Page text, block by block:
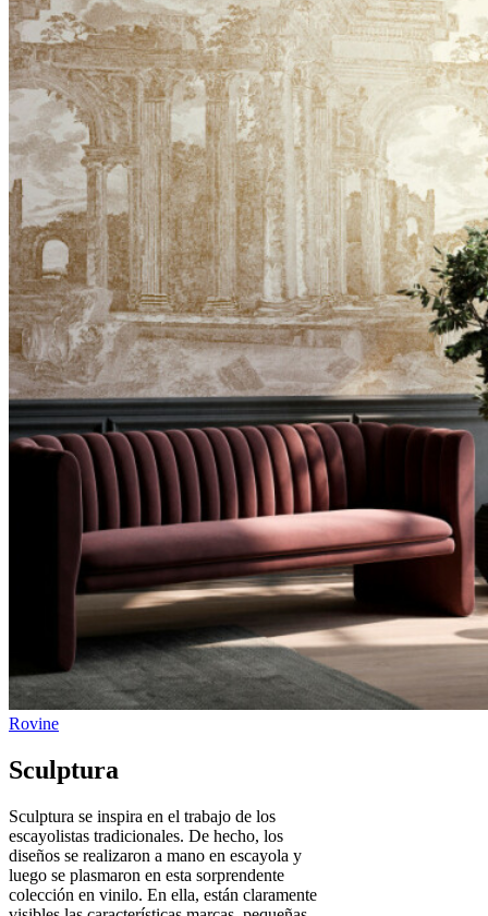
Sculptura
Sculptura se inspira en el trabajo de los
escayolistas tradicionales. De hecho, los
diseños se realizaron a mano en escayola y
luego se plasmaron en esta sorprendente
colección en vinilo. En ella, están claramente